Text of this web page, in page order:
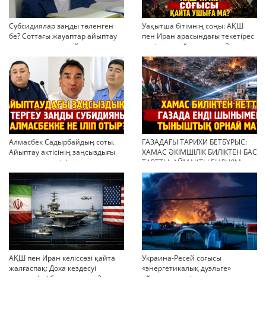
Субсидиялар заңды төленген
бе? Соттағы жауаптар айыптау
тұжырымдарын қайта қарауға
негіз бола ала ма?
Уақытша бітімнің соңы: АҚШ
пен Иран арасындағы текетірес
неліктен қайта ушықты?
Алмасбек Садырбайдың соты.
Айыптау актісінің заңсыздығы
мен қолдан өсірілген
миллиондар
ГАЗАДАҒЫ ТАРИХИ БЕТБҰРЫС:
ХАМАС ӘКІМШІЛІК БИЛІКТЕН БАС
ТАРТТЫ. АЙМАҚТЫ ЕНДІ КІМ
БАСҚАРАДЫ?
АҚШ пен Иран келіссөзі қайта
жалғаспақ: Доха кездесуі
шиеленісті бәсеңдете ме?
Украина-Ресей соғысы
«энергетикалық дуэльге»
айналып кетті